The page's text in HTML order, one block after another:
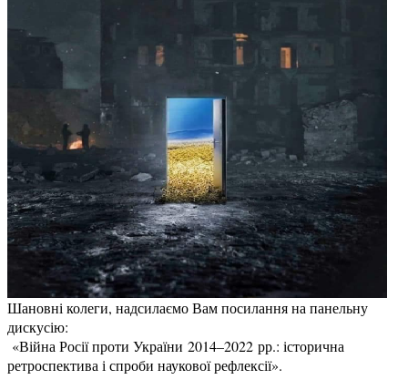
Шановні колеги, надсилаємо Вам посилання на панельну
дискусію:
«Війна Росії проти України 2014–2022 рр.: історична
ретроспектива і спроби наукової рефлексії».